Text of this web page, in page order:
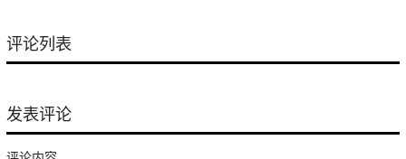
评论列表
发表评论